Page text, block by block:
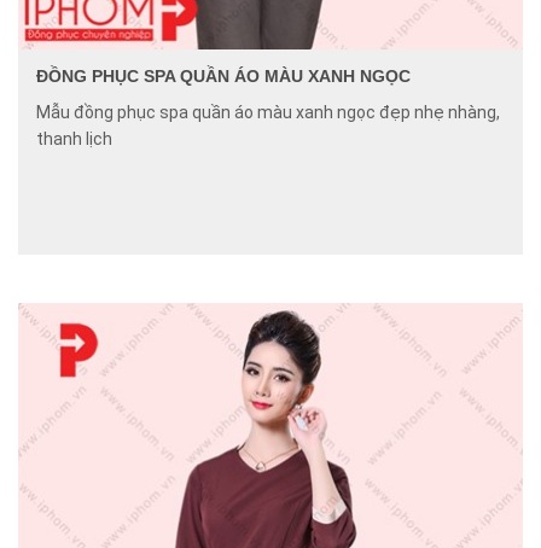
ĐỒNG PHỤC SPA QUẦN ÁO MÀU XANH NGỌC
Mẫu đồng phục spa quần áo màu xanh ngọc đẹp nhẹ nhàng,
thanh lịch